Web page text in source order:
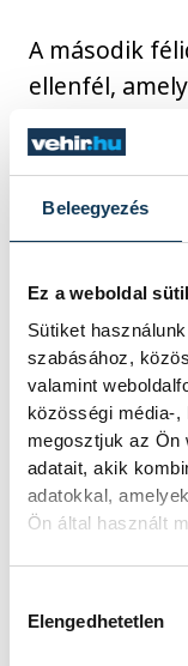
Beleegyezés
Ez a weboldal
Sütiket
szabásához,
valamint
közösségi média-,
megosztjuk az Ön
adatait, akik
adatokkal,
Ön által használt
Elengedhetetlen
A második
ellenfél,
47. percben
különbség,
folytatásban
támadtak, és
számukra